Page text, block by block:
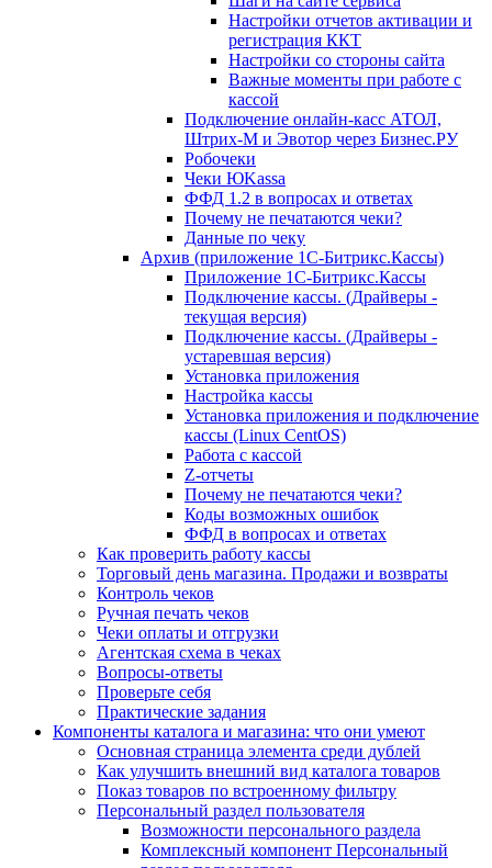
Настройки отчетов активации и
регистрация ККТ
Настройки со стороны сайта
Важные моменты при работе с
кассой
Подключение онлайн-касс АТОЛ,
Штрих-М и Эвотор через Бизнес.РУ
Робочеки
Чеки ЮKassa
ФФД 1.2 в вопросах и ответах
Почему не печатаются чеки?
Данные по чеку
Архив (приложение 1С-Битрикс.Кассы)
Приложение 1С-Битрикс.Кассы
Подключение кассы. (Драйверы -
текущая версия)
Подключение кассы. (Драйверы -
устаревшая версия)
Установка приложения
Настройка кассы
Установка приложения и подключение
кассы (Linux CentOS)
Работа с кассой
Z-отчеты
Почему не печатаются чеки?
Коды возможных ошибок
ФФД в вопросах и ответах
Как проверить работу кассы
Торговый день магазина. Продажи и возвраты
Контроль чеков
Ручная печать чеков
Чеки оплаты и отгрузки
Агентская схема в чеках
Вопросы-ответы
Проверьте себя
Практические задания
Компоненты каталога и магазина: что они умеют
Основная страница элемента среди дублей
Как улучшить внешний вид каталога товаров
Показ товаров по встроенному фильтру
Персональный раздел пользователя
Возможности персонального раздела
Комплексный компонент Персональный